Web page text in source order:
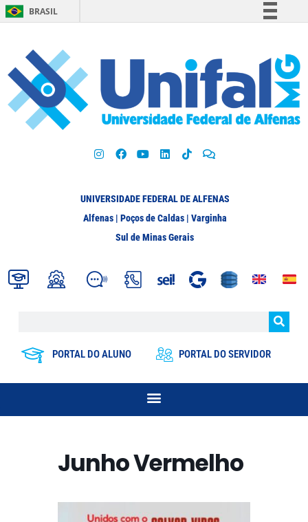
BRASIL
Participe
Acesso à informação
Legislação
UNIVERSIDADE FEDERAL DE ALFENAS
Alfenas | Poços de Caldas | Varginha
Sul de Minas Gerais
PORTAL DO ALUNO PORTAL DO SERVIDOR
Junho Vermelho